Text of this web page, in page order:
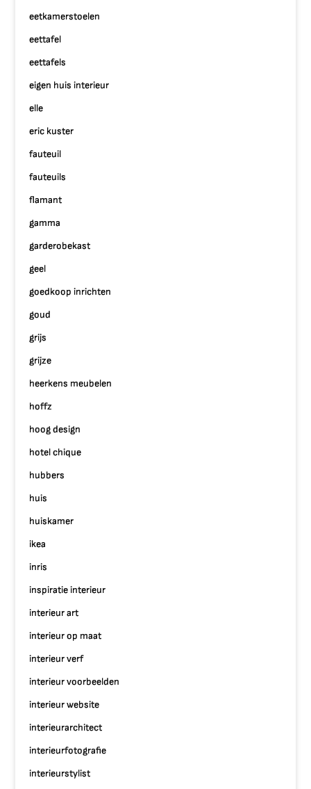
eetkamerstoelen
eettafel
eettafels
eigen huis interieur
elle
eric kuster
fauteuil
fauteuils
flamant
gamma
garderobekast
geel
goedkoop inrichten
goud
grijs
grijze
heerkens meubelen
hoffz
hoog design
hotel chique
hubbers
huis
huiskamer
ikea
inris
inspiratie interieur
interieur art
interieur op maat
interieur verf
interieur voorbeelden
interieur website
interieurarchitect
interieurfotografie
interieurstylist